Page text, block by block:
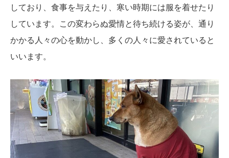
しており、食事を与えたり、寒い時期には服を着せたり
しています。この変わらぬ愛情と待ち続ける姿が、通り
かかる人々の心を動かし、多くの人々に愛されていると
いいます。